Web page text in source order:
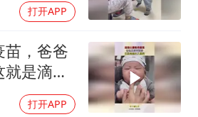
打开APP
苗，爸爸
是滴水
打开APP